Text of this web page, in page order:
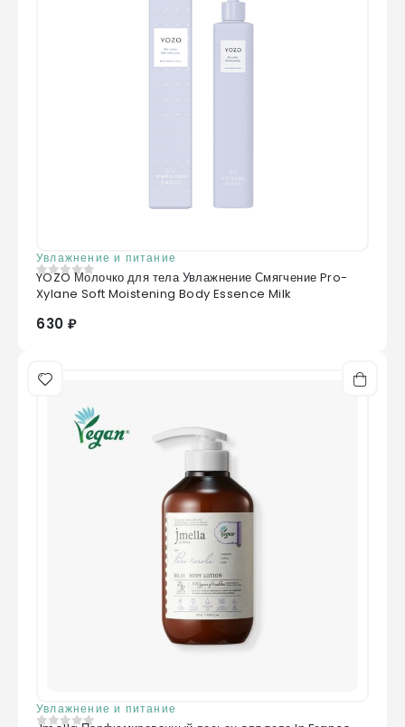
Увлажнение и питание
0 из 5
YOZO Молочко для тела Увлажнение Смягчение Pro-
Xylane Soft Moistening Body Essence Milk
630 ₽
Увлажнение и питание